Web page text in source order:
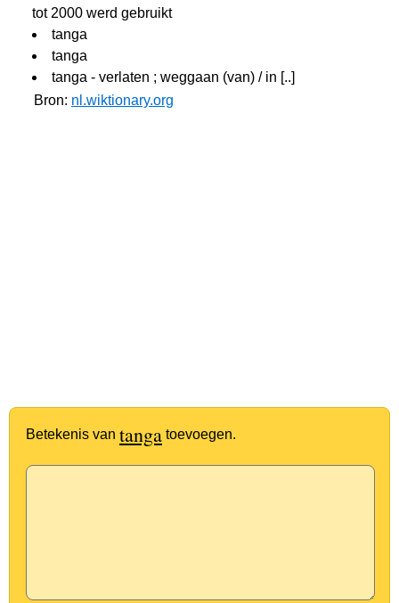
tot 2000 werd gebruikt
tanga
tanga
tanga - verlaten ; weggaan (van) / in [..]
Bron: nl.wiktionary.org
Betekenis van tanga toevoegen.